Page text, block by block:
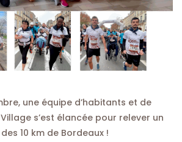
une équipe d’habitants et de
s’est élancée pour relever un
10 km de Bordeaux !